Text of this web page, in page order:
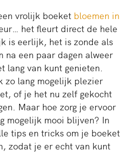
vrolijk boeket bloemen in
het fleurt direct de hele
is eerlijk, het is zonde als
na een paar dagen alweer
lang van kunt genieten.
zo lang mogelijk plezier
of je het nu zelf gekocht
Maar hoe zorg je ervoor
mogelijk mooi blijven? In
tips en tricks om je boeket
zodat je er echt van kunt